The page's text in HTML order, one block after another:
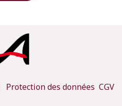
Protection des données CGV